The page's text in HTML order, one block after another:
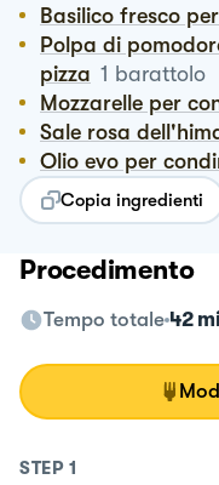
Basilico fresco
Polpa di pomodoro per condire la
pizza 1 barattolo
Mozzarelle per
Sale rosa
Olio evo per
Copia ingredienti
Procedimento
Tempo totale 42
STEP 1